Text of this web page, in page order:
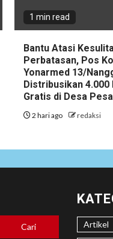
1 min read
Bantu Atasi
Perbatasan, Pos
Yonarmed 13/
Distribusikan
Gratis di Desa
2 hari ago redaksi
Artikel